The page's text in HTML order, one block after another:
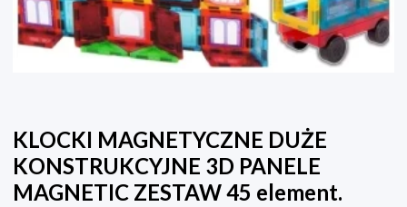
KLOCKI MAGNETYCZNE DUŻE
KONSTRUKCYJNE 3D PANELE
MAGNETIC ZESTAW 45 element.